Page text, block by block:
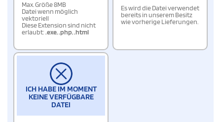
Max. Größe 8MB
Datei wenn möglich
vektoriell
Diese Extension sind nicht
erlaubt:.exe,.php,.html
Es wird die Datei verwendet
bereits in unserem Besitz
wie vorherige Lieferungen.
ICH HABE IM MOMENT
KEINE VERFÜGBARE
DATEI